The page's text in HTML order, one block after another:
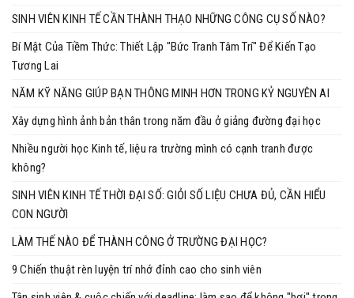
SINH VIÊN KINH TẾ CẦN THÀNH THẠO NHỮNG CÔNG CỤ SỐ NÀO?
Bí Mật Của Tiềm Thức: Thiết Lập "Bức Tranh Tâm Trí" Để Kiến Tạo
Tương Lai
NĂM KỸ NĂNG GIÚP BẠN THÔNG MINH HƠN TRONG KỶ NGUYÊN AI
Xây dựng hình ảnh bản thân trong năm đầu ở giảng đường đại học
Nhiều người học Kinh tế, liệu ra trường mình có cạnh tranh được
không?
SINH VIÊN KINH TẾ THỜI ĐẠI SỐ: GIỎI SỐ LIỆU CHƯA ĐỦ, CẦN HIỂU
CON NGƯỜI
LÀM THẾ NÀO ĐỂ THÀNH CÔNG Ở TRƯỜNG ĐẠI HỌC?
9 Chiến thuật rèn luyện trí nhớ đỉnh cao cho sinh viên